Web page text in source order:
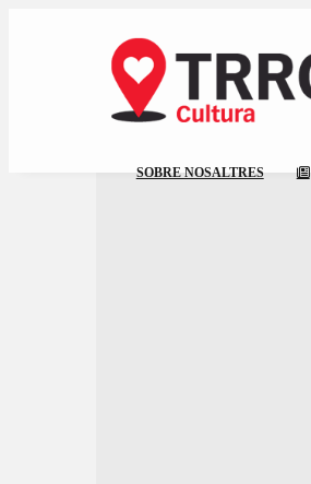
SOBRE NOSALTRES